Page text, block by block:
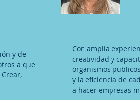
y de
a que
Con amplia
creatividad y
organismos
y la eficiencia de
a hacer empresas